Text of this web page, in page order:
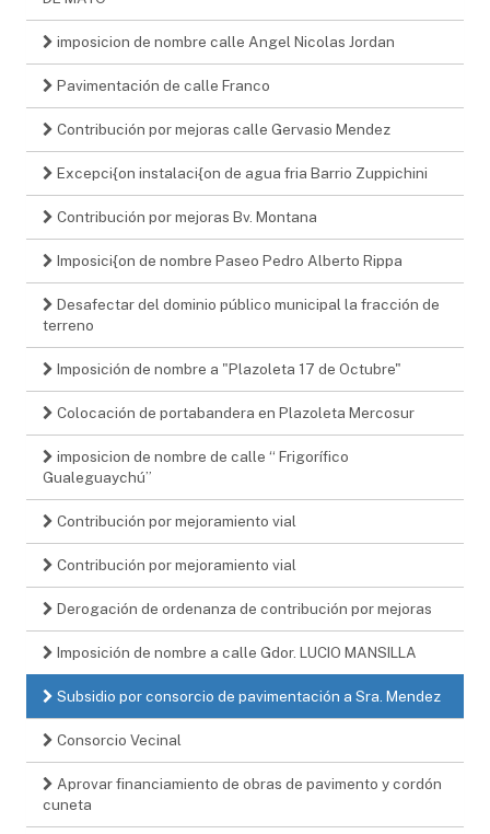
imposicion de nombre calle Angel Nicolas Jordan
Pavimentación de calle Franco
Contribución por mejoras calle Gervasio Mendez
Excepci{on instalaci{on de agua fria Barrio Zuppichini
Contribución por mejoras Bv. Montana
Imposici{on de nombre Paseo Pedro Alberto Rippa
Desafectar del dominio público municipal la fracción de
terreno
Imposición de nombre a "Plazoleta 17 de Octubre"
Colocación de portabandera en Plazoleta Mercosur
imposicion de nombre de calle “ Frigorífico
Gualeguaychú”
Contribución por mejoramiento vial
Contribución por mejoramiento vial
Derogación de ordenanza de contribución por mejoras
Imposición de nombre a calle Gdor. LUCIO MANSILLA
Subsidio por consorcio de pavimentación a Sra. Mendez
Consorcio Vecinal
Aprovar financiamiento de obras de pavimento y cordón
cuneta